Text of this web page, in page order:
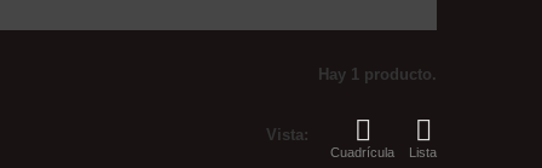
Hay 1 producto.
Vista:
Cuadrícula Lista